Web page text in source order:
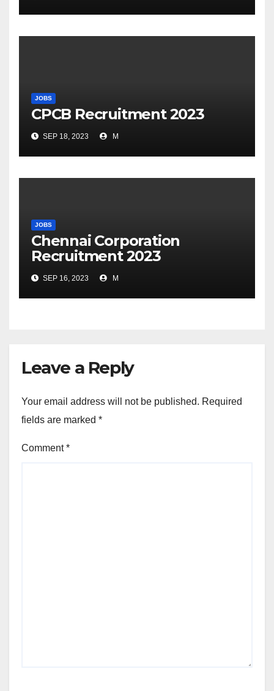
JOBS
CPCB Recruitment 2023
SEP 18, 2023 M
JOBS
Chennai Corporation
Recruitment 2023
SEP 16, 2023 M
Leave a Reply
Your email address will not be published. Required
fields are marked *
Comment*